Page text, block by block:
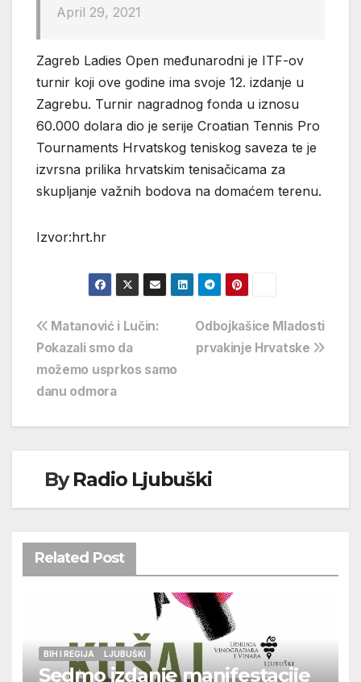
April 29, 2021
Zagreb Ladies Open međunarodni je ITF-ov
turnir koji ove godine ima svoje 12. izdanje u
Zagrebu. Turnir nagradnog fonda u iznosu
60.000 dolara dio je serije Croatian Tennis Pro
Tournaments Hrvatskog teniskog saveza te je
izvrsna prilika hrvatskim tenisačicama za
skupljanje važnih bodova na domaćem terenu.
Izvor:hrt.hr
Navigacija
objava
Odbojkašice Mladosti
prvakinje Hrvatske
Matanović i Lučin:
Pokazali smo da
možemo usprkos samo
danu odmora
ByRadio Ljubuški
Related Post
BIH I REGIJA LJUBUŠKI
Sedmo izdanje manifestacije